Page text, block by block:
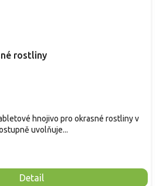
rostliny
Detail
hnojivo pro okrasné rostliny v
uvolňuje...